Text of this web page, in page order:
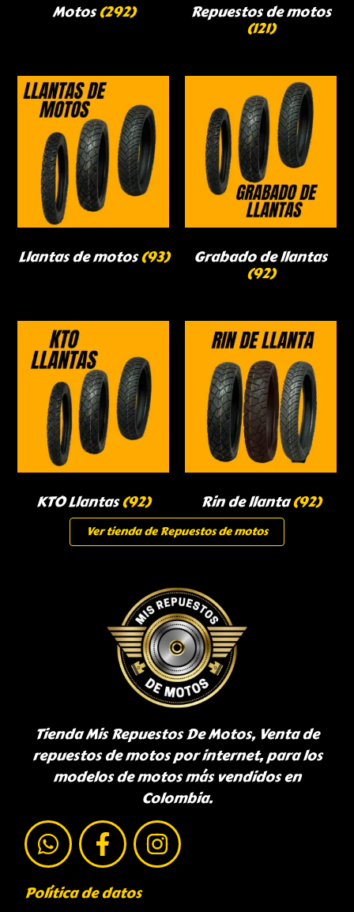
Motos(292) Repuestos de motos
(121)
Llantas de motos(93) Grabado de llantas
(92)
KTO Llantas(92) Rin de llanta(92)
Ver tienda de Repuestos de motos
Tienda Mis Repuestos De Motos, Venta de
repuestos de motos por internet, para los
modelos de motos más vendidos en
Colombia.
Política de datos